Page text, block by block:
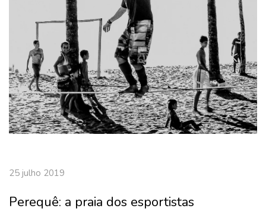
25 julho 2019
Perequê: a praia dos esportistas